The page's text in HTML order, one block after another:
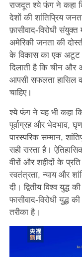
राजदूत श्ये फंग ने कहा
देशों की शांतिप्रिय
फ़ासीवाद-विरोधी
अमेरिकी जनता की
के विकास का एक अटूट
दिलाती है कि चीन और
आपसी सफलता हासिल
चाहिए।
श्ये फंग ने यह भी कहा कि
पूर्वाग्रह और भेदभाव,
पारस्परिक सम्मान,
सही रास्ता है।
वीरों और शहीदों के प्रति
स्वतंत्रता, न्याय और
दी। द्वितीय विश्व युद्ध
फासीवाद-विरोधी युद्ध
तरीका है।